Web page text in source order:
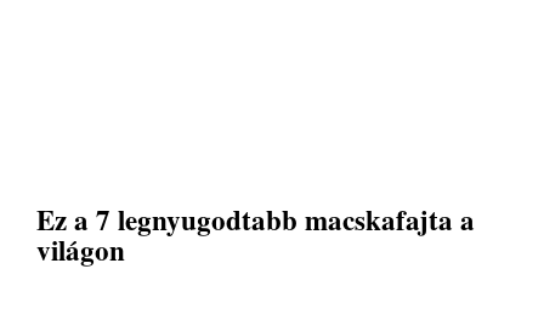
Ez a 7 legnyugodtabb macskafajta a
világon